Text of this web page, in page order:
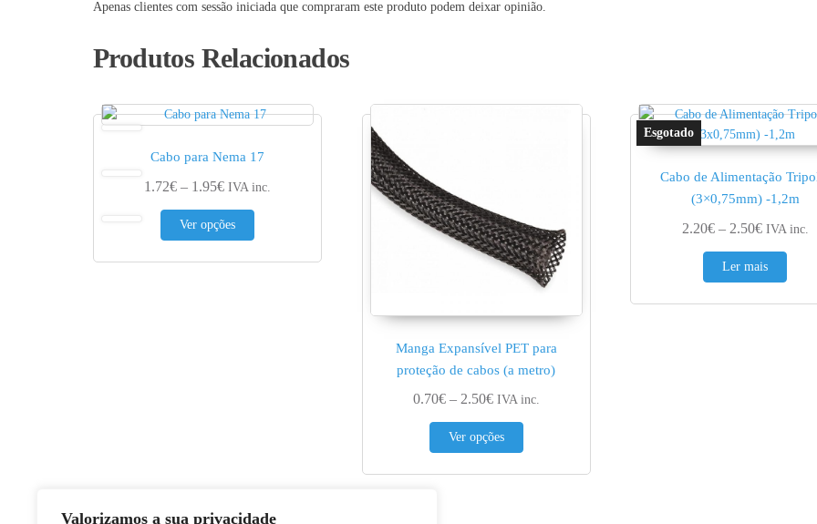
Valorizamos a sua privacidade
Apenas clientes com sessão iniciada que compraram este produto podem deixar opinião.
Produtos Relacionados
Cabo para Nema 17
1.72€ – 1.95€Price range: 1.72€ through 1.95€
IVA inc.
Ver opções
This product has multiple variants. The options may be chosen on the product page
Manga Expansível PET para
proteção de cabos (a metro)
0.70€ – 2.50€Price range: 0.70€ through 2.50€
IVA inc.
Ver opções
This product has multiple variants. The options may be
Cabo de Alimentação
(3×0,75mm) -1,2m
2.20€ – 2.50€Price
IVA inc.
Ler mais